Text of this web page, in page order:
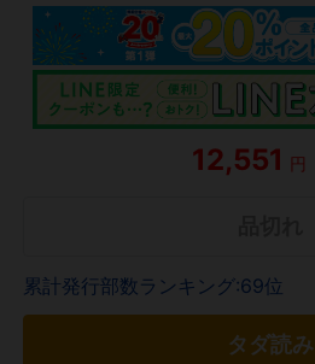
12,551 円
累計発行部数ランキング:69位
タダ読み